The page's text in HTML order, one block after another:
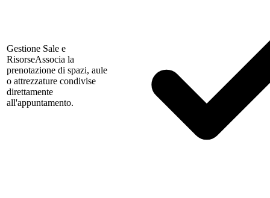
Gestione Sale e
RisorseAssocia la
prenotazione di spazi, aule
o attrezzature condivise
direttamente
all'appuntamento.